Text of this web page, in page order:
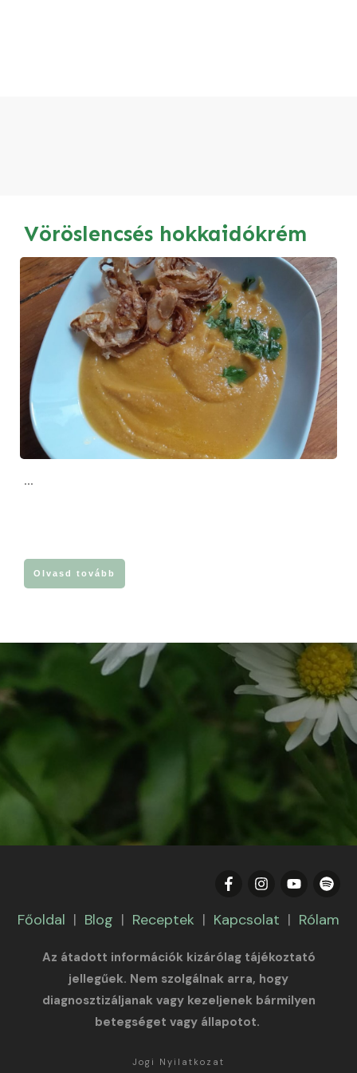
Vöröslencsés hokkaidókrém
...
Olvasd tovább
Főoldal | Blog | Receptek | Kapcsolat | Rólam
Az átadott információk kizárólag tájékoztató
jellegűek. Nem szolgálnak arra, hogy
diagnosztizáljanak vagy kezeljenek bármilyen
betegséget vagy állapotot.
Jogi Nyilatkozat